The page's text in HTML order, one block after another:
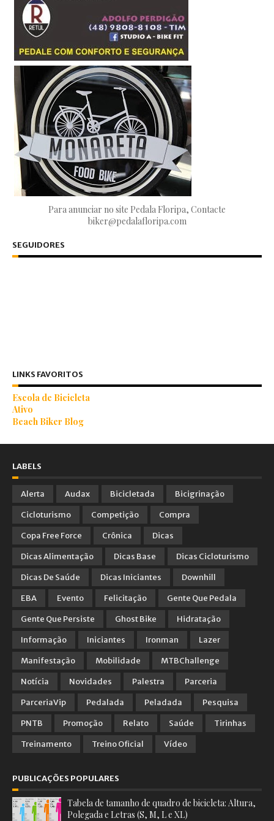
Para anunciar no site Pedala Floripa, Contacte
biker@pedalafloripa.com
SEGUIDORES
LINKS FAVORITOS
Escola de Bicicleta
Ativo
Beach Biker Blog
LABELS
Alerta Audax Bicicletada
Bicigrinação
Cicloturismo
Competição
Compra
Copa Free Force
Crônica
Dicas
Dicas Alimentação
Dicas Base
Dicas Cicloturismo
Dicas De Saúde
Dicas Iniciantes
Downhill
EBA
Evento Felicitação
Gente Que Pedala
Gente Que Persiste
Ghost Bike
Hidratação
Informação
Iniciantes Ironman
Lazer
Manifestação
Mobilidade
MTBChallenge
Notícia
Novidades Palestra
Parceria
ParceriaVip
Pedalada Peladada
Pesquisa
PNTB
Promoção Relato Saúde
Tirinhas
Treinamento
Treino Oficial Vídeo
PUBLICAÇÕES POPULARES
Tabela de tamanho de quadro de bicicleta: Altura,
Polegada e Letras (S, M, L e XL)